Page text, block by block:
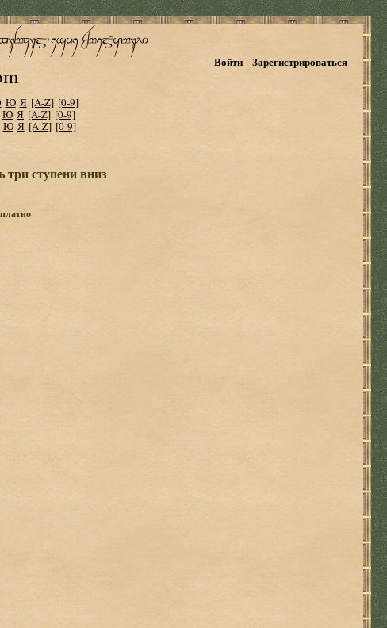
Войти Зарегистрироваться
Ю Я [A-Z] [0-9]
Ю Я [A-Z] [0-9]
Ю Я [A-Z] [0-9]
ступени вниз